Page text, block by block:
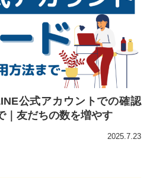
公式アカウントでの確認
｜友だちの数を増やす
2025.7.23